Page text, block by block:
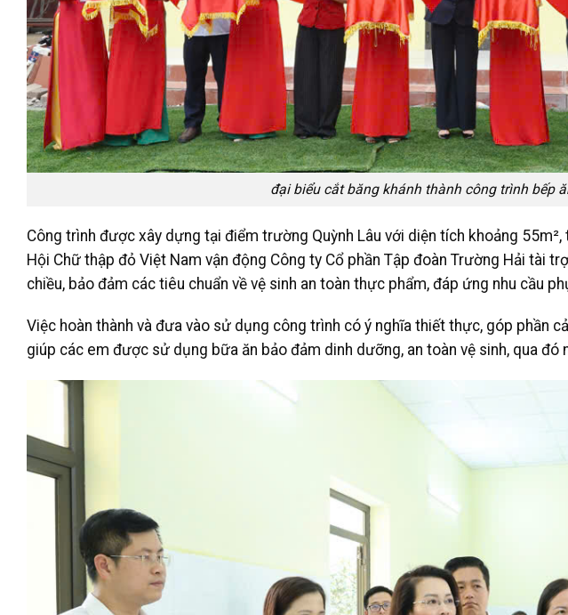
đại biểu cắt băng khánh thành công trình bếp
Công trình được xây dựng tại điểm trường Quỳnh Lâu với diện tích khoảng
Hội Chữ thập đỏ Việt Nam vận động Công ty Cổ phần Tập đoàn Trường Hải tài
chiều, bảo đảm các tiêu chuẩn về vệ sinh an toàn thực phẩm, đáp ứng nhu cầu
Việc hoàn thành và đưa vào sử dụng công trình có ý nghĩa thiết thực, góp phần
giúp các em được sử dụng bữa ăn bảo đảm dinh dưỡng, an toàn vệ sinh, qua đó